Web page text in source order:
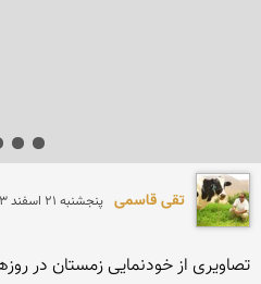
تقی قاسمی پنجشنبه 21 اسفند 1393 | 12 سال پیش